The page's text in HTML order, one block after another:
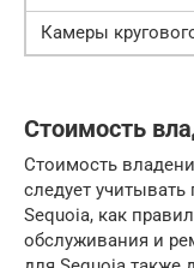
Камеры
Стоимость
Стоимость
следует
Sequoia, как
обслуживания и